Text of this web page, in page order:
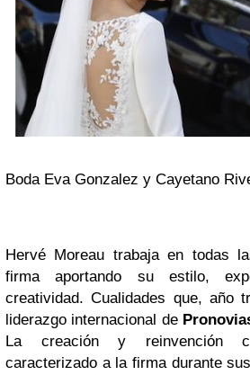
Boda Eva Gonzalez y Cayetano
Hervé Moreau trabaja en todas
firma aportando su estilo,
creatividad. Cualidades que, año
liderazgo internacional de
La creación y reinvención
caracterizado a la firma durante